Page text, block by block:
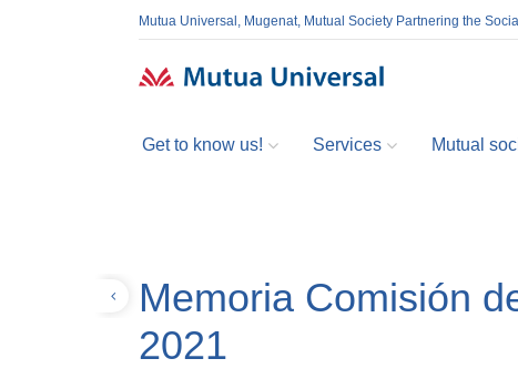
Mutua Universal, Mugenat, Mutual Society Partnering the
Get to know us! Services Mutual
Memoria Comisión
2021